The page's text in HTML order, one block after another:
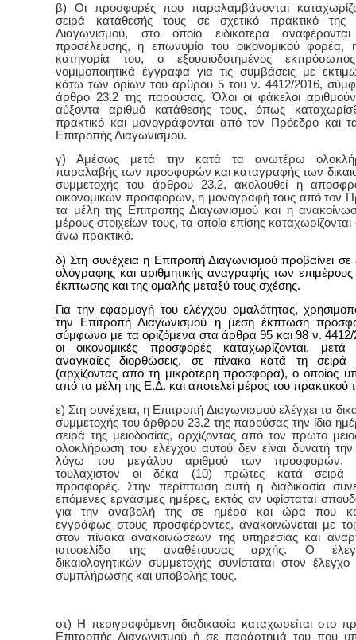
β) Οι προσφορές που παραλαμβάνονται
σειρά κατάθεσής τους σε σχετικό πρακτικό της
Διαγωνισμού, στο οποίο ειδικότερα
προσέλευσης, η επωνυμία του οικονομικού φορέα,
κατηγορία του, ο εξουσιοδοτημένος
νομιμοποιητικά έγγραφα για τις συμβάσεις με
κάτω των ορίων του άρθρου 5 του ν. 4412/2016,
άρθρο 23.2 της παρούσας. Όλοι οι φάκελοι
αύξοντα αριθμό κατάθεσής τους, όπως
πρακτικό και μονογράφονται από τον Πρόεδρο και
Επιτροπής Διαγωνισμού.
γ) Αμέσως μετά την κατά τα ανωτέρω
παραλαβής των προσφορών και καταγραφής των
συμμετοχής του άρθρου 23.2, ακολουθεί η
οικονομικών προσφορών, η μονογραφή τους από τον
τα μέλη της Επιτροπής Διαγωνισμού και η
μέρους στοιχείων τους, τα οποία επίσης καταχωρίζονται
άνω πρακτικό.
δ) Στη συνέχεια η Επιτροπή Διαγωνισμού προβαίνει σε
ολόγραφης και αριθμητικής αναγραφής των
έκπτωσης και της ομαλής μεταξύ τους σχέσης.
Για την εφαρμογή του ελέγχου ομαλότητας,
την Επιτροπή Διαγωνισμού η μέση έκπτωση
σύμφωνα με τα οριζόμενα στα άρθρα 95 και 98 ν.
οι οικονομικές προσφορές καταχωρίζονται, μετά
αναγκαίες διορθώσεις, σε πίνακα κατά τη σειρά
(αρχίζοντας από τη μικρότερη προσφορά), ο οποίος
από τα μέλη της Ε.Δ. και αποτελεί μέρος του πρακτικού
ε) Στη συνέχεια, η Επιτροπή Διαγωνισμού ελέγχει τα
συμμετοχής του άρθρου 23.2 της παρούσας την ίδια
σειρά της μειοδοσίας, αρχίζοντας από τον πρώτο
ολοκλήρωση του ελέγχου αυτού δεν είναι δυνατή την
λόγω του μεγάλου αριθμού των προσφορών,
τουλάχιστον οι δέκα (10) πρώτες κατά σειρά
προσφορές. Στην περίπτωση αυτή η διαδικασία
επόμενες εργάσιμες ημέρες, εκτός αν υφίσταται
για την αναβολή της σε ημέρα και ώρα που
εγγράφως στους προσφέροντες, ανακοινώνεται με
στον πίνακα ανακοινώσεων της υπηρεσίας και
ιστοσελίδα της αναθέτουσας αρχής. Ο
δικαιολογητικών συμμετοχής συνίσταται στον
συμπλήρωσης και υποβολής τους.
στ) Η περιγραφόμενη διαδικασία καταχωρείται στο
Επιτροπής Διαγωνισμού ή σε παράρτημά του που